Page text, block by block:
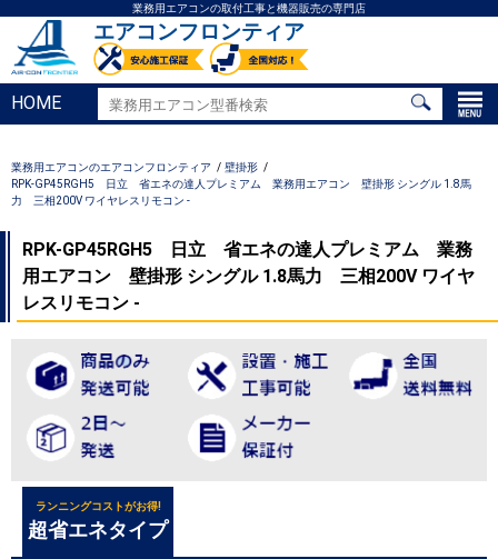
業務用エアコンの取付工事と機器販売の専門店
エアコンフロンティア
HOME
業務用エアコンのエアコンフロンティア
壁掛形
RPK-GP45RGH5 日立 省エネの達人プレミアム 業務用エアコン 壁掛形 シングル 1.8馬
力 三相200V ワイヤレスリモコン -
RPK-GP45RGH5 日立 省エネの達人プレミアム 業務
用エアコン 壁掛形 シングル 1.8馬力 三相200V ワイヤ
レスリモコン -
ランニングコストがお得!
超省エネタイプ